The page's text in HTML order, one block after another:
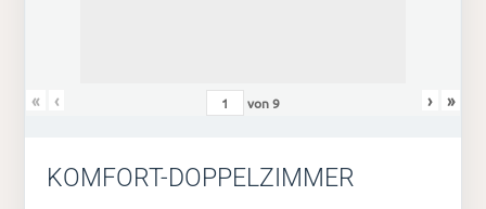
« ‹ von9 › »
KOMFORT-DOPPELZIMMER